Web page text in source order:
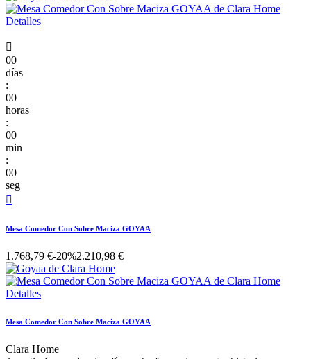

00
días
:
00
horas
:
00
min
:
00
seg

Mesa Comedor Con Sobre Maciza GOYAA
1.768,79 €-20%2.210,98 €
Mesa Comedor Con Sobre Maciza GOYAA
Clara Home